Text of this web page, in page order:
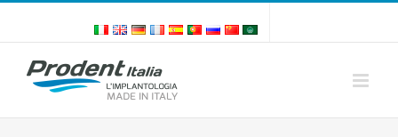
Skip
content